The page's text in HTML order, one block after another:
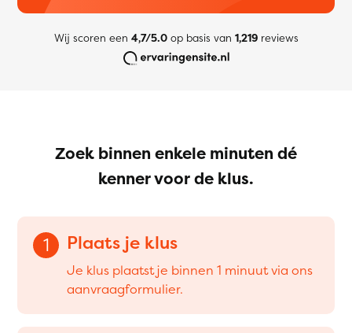
Wij scoren een 4,7/5.0op basis van 1,219reviews
Zoek binnen enkele minuten dé
kenner voor de klus.
1 Plaats je klus
Je klus plaatst je binnen 1 minuut via ons
aanvraagformulier.